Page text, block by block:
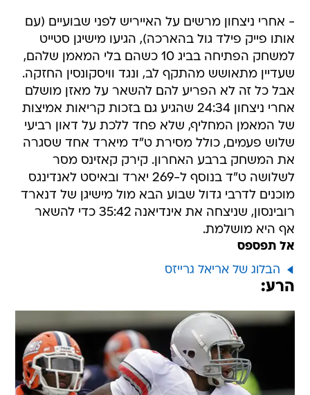
- אחרי ניצחון מרשים על האייריש לפני שבועיים (עם
אותו פייק פילד גול בהארכה), הגיעו מישיגן סטייט
למשחק הפתיחה בביג 10 כשהם בלי המאמן שלהם,
שעדיין מתאושש מהתקף לב, ונגד וויסקונסין החזקה.
אבל כל זה לא הפריע להם להשאר על מאזן מושלם
אחרי ניצחון 24:34 שהגיע גם בזכות קריאות אמיצות
של המאמן המחליף, שלא פחד ללכת על דאון רביעי
שלוש פעמים, כולל מסירת ט"ד מיארד אחד שסגרה
את המשחק ברבע האחרון. קירק קאזינס מסר
לשלושה ט"ד בנוסף ל-269 יארד ובאיסט לאנדינגס
מוכנים לדרבי גדול שבוע הבא מול מישיגן של דנארד
רובינסון, שניצחה את אינדיאנה 35:42 כדי להשאר
אף היא מושלמת.
אל תפספס
הבלוג של אריאל גרייזס
הרע: